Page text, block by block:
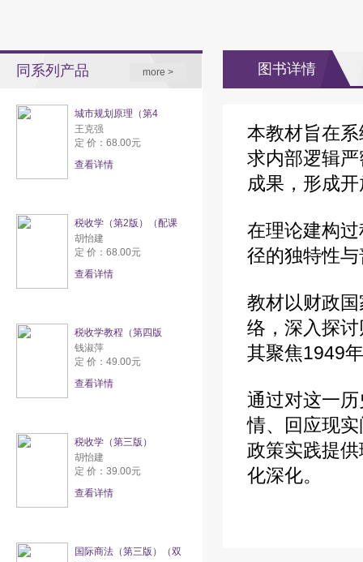
同系列产品 more >
城市规划原理（第4
王克强
定 价：68.00元
查看详情
税收学（第2版）（配课
胡怡建
定 价：68.00元
查看详情
税收学教程（第四版
钱淑萍
定 价：49.00元
查看详情
税收学（第三版）
胡怡建
定 价：39.00元
查看详情
国际商法（第三版）（双
图书详情
本教材旨在
求内部逻辑
成果，形成
在理论建构
径的独特性
教材以财政
络，深入探
其聚焦1949
通过对这一
情、回应现
政策实践提
化深化。